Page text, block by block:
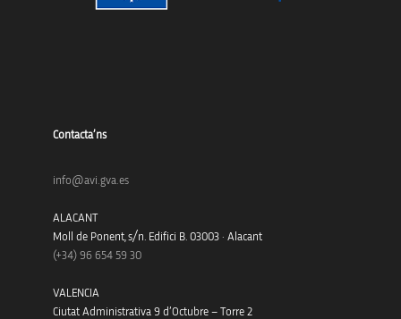
Contacta’ns
info@avi.gva.es
ALACANT
Moll de Ponent, s/n. Edifici B. 03003 · Alacant
(+34) 96 654 59 30
VALENCIA
Ciutat Administrativa 9 d’Octubre – Torre 2